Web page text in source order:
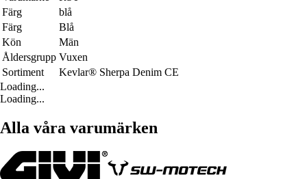
Färg
blå
Färg
Blå
Kön
Män
Åldersgrupp Vuxen
Sortiment
Kevlar® Sherpa Denim CE
Loading...
Loading...
Alla våra varumärken